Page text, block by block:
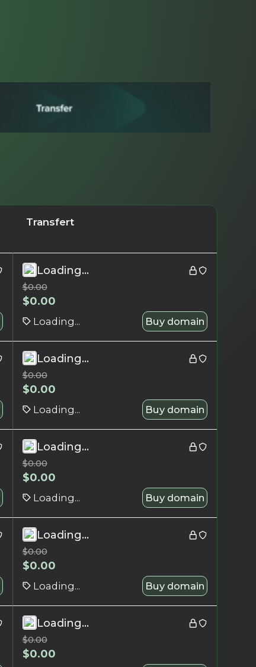
Transfert
Loading...
$0.00
$0.00
Loading... Buy domain
Loading...
$0.00
$0.00
Loading... Buy domain
Loading...
$0.00
$0.00
Loading... Buy domain
Loading...
$0.00
$0.00
Loading... Buy domain
Loading...
$0.00
$0.00